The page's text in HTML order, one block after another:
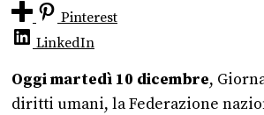
Pinterest
LinkedIn
Oggi martedì 10 dicembre,
diritti umani, la Federazione